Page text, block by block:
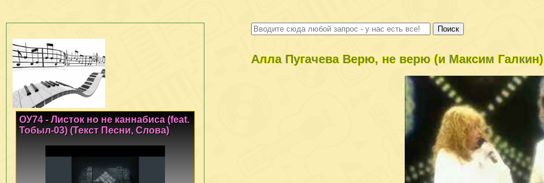
Алла Пугачева Верю, не верю (и Максим Галкин)
ОУ74 - Листок но не каннабиса (feat.
Тобыл-03) (Текст Песни, Слова)